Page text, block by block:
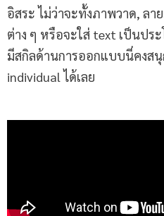
อิสระ ไม่ว่าจะทั้งภาพวาด, ลา
ต่าง ๆ หรือจะใส่ text เป็นปร
มีสกิลด้านการออกแบบนี่คงส
individual ได้เลย